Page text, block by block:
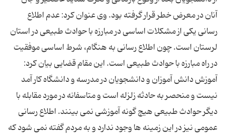
آنان در معرض خطر قرار گرفته بود. وی عنوان کرد: عدم اطلاع
رسانی یکی از مشکلات اساسی در مبارزه با حوادث طبیعی در استان
لرستان است. چون اطلاع رسانی به هنگام، شرط اساسی موفقیت
در راه مبارزه با حوادث طبیعی است. این مقام قضایی بیان کرد:
آموزش دانش آموزان و دانشجویان در مدرسه و دانشگاه کار آمد
نیست و منحصر به حادثه زلزله است و متاسفانه در مورد مقابله با
دیگر حوادث طبیعی هیچ گونه آموزشی نمی بینند. اطلاع رسانی
عمومی نیز در این زمینه ها وجود ندارد و به مردم گفته نمی شود که